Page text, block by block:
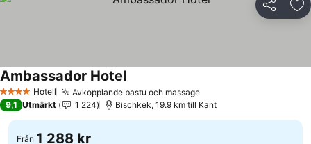
Dela
4 StjärnorHotell Avkopplande bastu och massageSe priser
Ambassador HotelSe priser
9,1 Utmärkt 1 224 Bischkek, 19.9 km till Kant
Från 1 288 kr